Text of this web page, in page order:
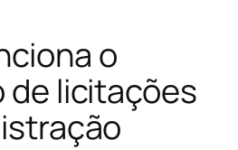
o
de licitações